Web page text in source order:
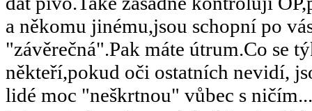
a někomu jinému,jsou schopní po
"závěrečná".Pak máte útrum.Co se
někteří,pokud oči ostatních nevidí,
lidé moc "neškrtnou" vůbec s